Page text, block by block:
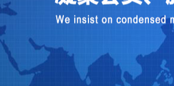
秘书处
收费标准
加入我们